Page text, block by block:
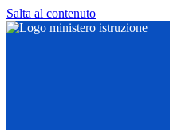
Salta al contenuto